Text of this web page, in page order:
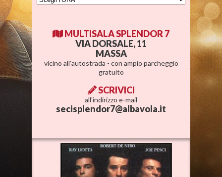
MULTISALA SPLENDOR 7
VIA DORSALE, 11
MASSA
vicino all'autostrada - con ampio parcheggio
gratuito
SCRIVICI
all'indirizzo e-mail
secisplendor7@albavola.it